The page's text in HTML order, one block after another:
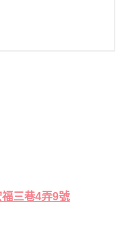
三巷4弄9號